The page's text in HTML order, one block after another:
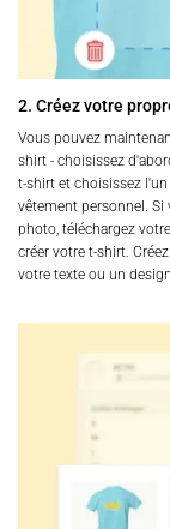
2. Créez votre
Vous pouvez
shirt - choisissez
t-shirt et choisissez
vêtement personnel.
photo, téléchargez
créer votre t-shirt.
votre texte ou un